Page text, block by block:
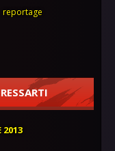
reportage
2013